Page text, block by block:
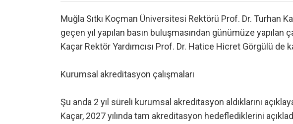
Muğla Sıtkı Koçman Üniversitesi Rektörü Prof. Dr. Turhan
geçen yıl yapılan basın buluşmasından günümüze yapılan
Kaçar Rektör Yardımcısı Prof. Dr. Hatice Hicret Görgülü de
Kurumsal akreditasyon çalışmaları
Şu anda 2 yıl süreli kurumsal akreditasyon aldıklarını
Kaçar, 2027 yılında tam akreditasyon hedeflediklerini